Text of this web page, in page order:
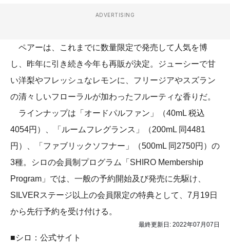
ADVERTISING
ペアーは、これまでに数量限定で発売して人気を博
し、昨年に引き続き今年も再販が決定。ジューシーで甘
い洋梨やフレッシュなレモンに、フリージアやスズラン
の清々しいフローラルが加わったフルーティな香りだ。
ラインナップは「オードパルファン」（40mL 税込
4054円）、「ルームフレグランス」（200mL 同4481
円）、「ファブリックソフナー」（500mL 同2750円）の
3種。シロの会員制プログラム「SHIRO Membership
Program」では、一般の予約開始及び発売に先駆け、
SILVERステージ以上の会員限定の特典として、7月19日
から先行予約を受け付ける。
最終更新日: 2022年07月07日
■シロ：公式サイト